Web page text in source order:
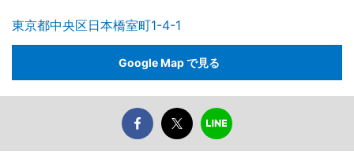
東京都中央区日本橋室町1-4-1
Google Map で見る